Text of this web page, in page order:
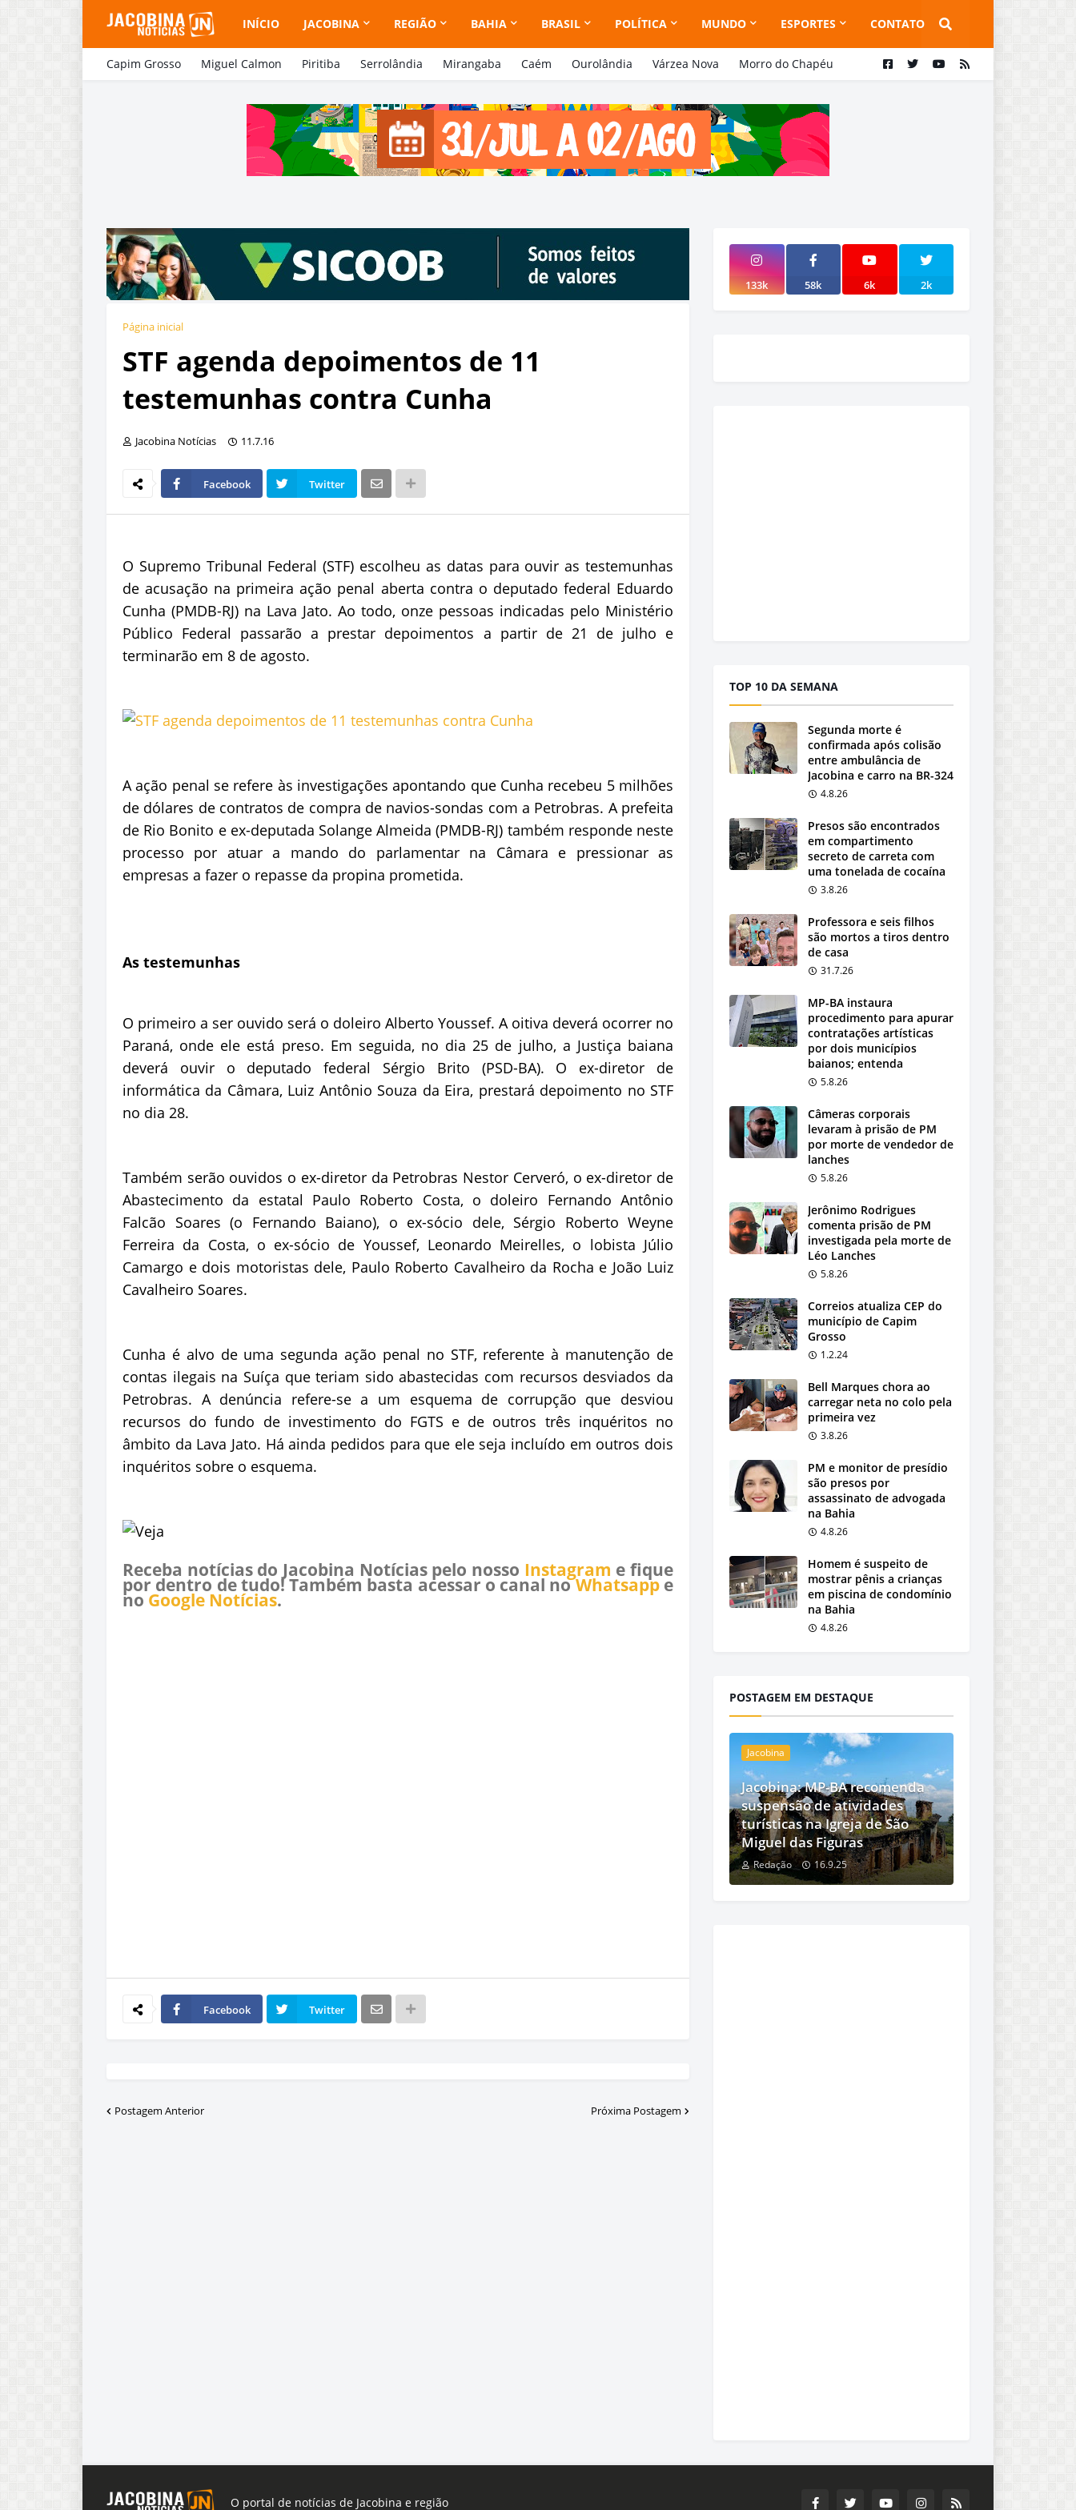
INÍCIO JACOBINA REGIÃO BAHIA BRASIL POLÍTICA MUNDO ESPORTES CONTATO
Capim Grosso Miguel Calmon Piritiba Serrolândia Mirangaba Caém Ourolândia Várzea Nova Morro do Chapéu
Página inicial
STF agenda depoimentos de 11
testemunhas contra Cunha
Jacobina Notícias 11.7.16
Facebook Twitter
O Supremo Tribunal Federal (STF) escolheu as datas para ouvir as testemunhas
de acusação na primeira ação penal aberta contra o deputado federal Eduardo
Cunha (PMDB-RJ) na Lava Jato. Ao todo, onze pessoas indicadas pelo Ministério
Público Federal passarão a prestar depoimentos a partir de 21 de julho e
terminarão em 8 de agosto.
A ação penal se refere às investigações apontando que Cunha recebeu 5 milhões
de dólares de contratos de compra de navios-sondas com a Petrobras. A prefeita
de Rio Bonito e ex-deputada Solange Almeida (PMDB-RJ) também responde neste
processo por atuar a mando do parlamentar na Câmara e pressionar as
empresas a fazer o repasse da propina prometida.
As testemunhas
O primeiro a ser ouvido será o doleiro Alberto Youssef. A oitiva deverá ocorrer no
Paraná, onde ele está preso. Em seguida, no dia 25 de julho, a Justiça baiana
deverá ouvir o deputado federal Sérgio Brito (PSD-BA). O ex-diretor de
informática da Câmara, Luiz Antônio Souza da Eira, prestará depoimento no STF
no dia 28.
Também serão ouvidos o ex-diretor da Petrobras Nestor Cerveró, o ex-diretor de
Abastecimento da estatal Paulo Roberto Costa, o doleiro Fernando Antônio
Falcão Soares (o Fernando Baiano), o ex-sócio dele, Sérgio Roberto Weyne
Ferreira da Costa, o ex-sócio de Youssef, Leonardo Meirelles, o lobista Júlio
Camargo e dois motoristas dele, Paulo Roberto Cavalheiro da Rocha e João Luiz
Cavalheiro Soares.
Cunha é alvo de uma segunda ação penal no STF, referente à manutenção de
contas ilegais na Suíça que teriam sido abastecidas com recursos desviados da
Petrobras. A denúncia refere-se a um esquema de corrupção que desviou
recursos do fundo de investimento do FGTS e de outros três inquéritos no
âmbito da Lava Jato. Há ainda pedidos para que ele seja incluído em outros dois
inquéritos sobre o esquema.
Receba notícias do Jacobina Notícias pelo nosso Instagram e fique
por dentro de tudo! Também basta acessar o canal noWhatsappe
no Google Notícias.
Facebook Twitter
Postagem Anterior Próxima Postagem
133k 58k 6k 2k
TOP 10 DA SEMANA
Segunda morte é
confirmada após colisão
entre ambulância de
Jacobina e carro na BR-324
4.8.26
Presos são encontrados
em compartimento
secreto de carreta com
uma tonelada de cocaína
3.8.26
Professora e seis filhos
são mortos a tiros dentro
de casa
31.7.26
MP-BA instaura
procedimento para apurar
contratações artísticas
por dois municípios
baianos; entenda
5.8.26
Câmeras corporais
levaram à prisão de PM
por morte de vendedor de
lanches
5.8.26
Jerônimo Rodrigues
comenta prisão de PM
investigada pela morte de
Léo Lanches
5.8.26
Correios atualiza CEP do
município de Capim
Grosso
1.2.24
Bell Marques chora ao
carregar neta no colo pela
primeira vez
3.8.26
PM e monitor de presídio
são presos por
assassinato de advogada
na Bahia
4.8.26
Homem é suspeito de
mostrar pênis a crianças
em piscina de condomínio
na Bahia
4.8.26
POSTAGEM EM DESTAQUE
Jacobina
Jacobina: MP-BA recomenda
suspensão de atividades
turísticas na Igreja de São
Miguel das Figuras
Redação 16.9.25
O portal de notícias de Jacobina e região